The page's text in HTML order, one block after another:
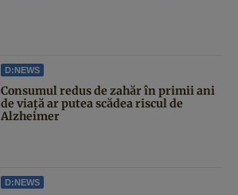
D:NEWS
Consumul redus de zahăr în primii ani
de viață ar putea scădea riscul de
Alzheimer
D:NEWS